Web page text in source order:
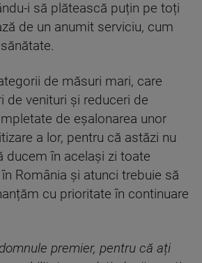
i să plătească puțin pe toți
de un anumit serviciu, cum
de măsuri mari, care
de venituri și reduceri de
de eșalonarea unor
a lor, pentru că astăzi nu
ducem în același zi toate
România și atunci trebuie să
cu prioritate în continuare
premier, pentru că ați